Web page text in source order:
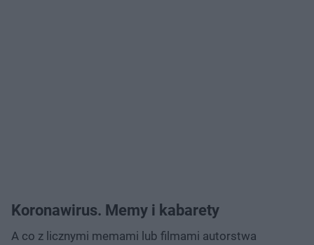
Koronawirus. Memy i kabarety
A co z licznymi memami lub filmami autorstwa